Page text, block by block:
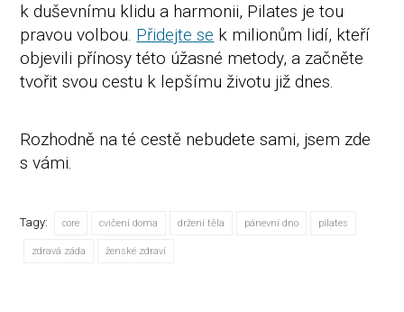
k duševnímu klidu a harmonii, Pilates je tou
pravou volbou. Přidejte se k milionům lidí, kteří
objevili přínosy této úžasné metody, a začněte
tvořit svou cestu k lepšímu životu již dnes.
Rozhodně na té cestě nebudete sami, jsem zde
s vámi.
Tagy: core cvičení doma držení těla pánevní dno pilates
zdravá záda ženské zdraví